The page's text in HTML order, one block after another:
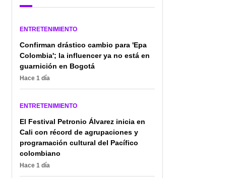
ENTRETENIMIENTO
Confirman drástico cambio para 'Epa
Colombia'; la influencer ya no está en
guarnición en Bogotá
Hace 1 día
ENTRETENIMIENTO
El Festival Petronio Álvarez inicia en
Cali con récord de agrupaciones y
programación cultural del Pacífico
colombiano
Hace 1 día